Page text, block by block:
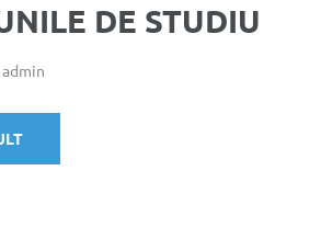
DE STUDIU
admin